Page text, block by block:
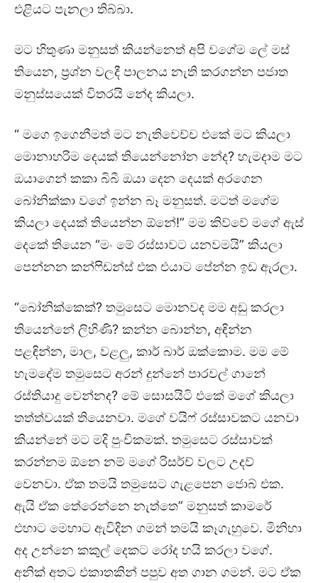
එළියට පැනලා තිබ්බා.
මට හිතුණා මනුසත් කියන්නෙත් අපි වගේම ලේ මස්
තියෙන, ප්‍රශ්න වලදී පාලනය නැති කරගන්න පජාත
මනුස්සයෙක් විතරයි නේද කියලා.
“ මගෙ ඉගෙනීමත් මට නැතිවෙච්ච එකේ මට කියලා
මොනාහරිම දෙයක් තියෙන්නෝන නේද? හැමදාම මට
ඔයාගෙන් කකා බිබී ඔයා දෙන දෙයක් අරගෙන
බෝනික්කා වගේ ඉන්න බෑ මනුසත්. මටත් මගේම
කියලා දෙයක් තියෙන්න ඕනේ!” මම කිව්වේ මගේ ඇස්
දෙකේ තියෙන “මං මේ රස්සාවට යනවමයි” කියලා
පෙන්නන කන්ෆිඩන්ස් එක එයාට පේන්න ඉඩ ඇරලා.
“බෝනික්කෙක්? තමුසෙට මොනවද මම අඩු කරලා
තියෙන්නේ ලිහිණි? කන්න බොන්න, අඳින්න
පළඳින්න, මාල, වළලු, කාර් බාර් ඔක්කොම. මම මේ
හැමදේම තමුසෙට අරන් දුන්නේ පාරවල් ගානේ
රස්තියාදු වෙන්නද? මේ සොසයිටි එකේ මගේ කියලා
තත්ත්වයක් තියෙනවා. මගේ වයිෆ් රස්සාවකට යනවා
කියන්නේ මට මදි පුංචිකමක්. තමුසෙට රස්සාවක්
කරන්නම ඕනෙ නම් මගේ රිසර්ච් වලට උදව්
වෙනවා. ඒක තමයි තමුසෙට ගැළපෙන ජොබ් එක.
ඇයි ඒක තේරෙන්නෙ නැත්තෙ” මනුසත් කාමරේ
එහාට මෙහාට ඇවිදින ගමන් තමයි කෑගැහුවෙ. මිනිහා
අද උන්නෙ කකුල් දෙකට රෝද හයි කරලා වගේ.
අනික් අතට එකාතකින් පපුව අත ගාන ගමන්. මට ඒක